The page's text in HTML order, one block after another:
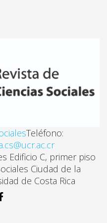
EN COSTA RICA:
Méndez
EN UN GRUPO
Teléfono:
Edificio C, primer piso
Ciudad de la
de Costa Rica